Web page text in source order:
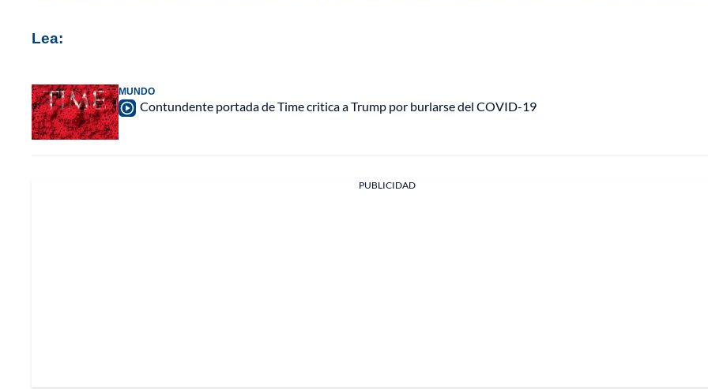
Lea:
MUNDO
Contundente portada de Time critica a Trump por burlarse del COVID-19
PUBLICIDAD